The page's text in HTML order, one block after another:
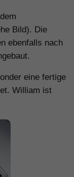
Bild). Die
ebenfalls nach
eine fertige
William ist